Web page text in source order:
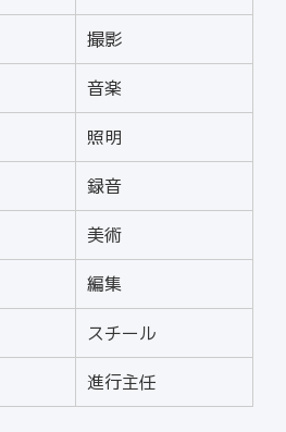
撮影
音楽
照明
録音
美術
編集
スチール
進行主任